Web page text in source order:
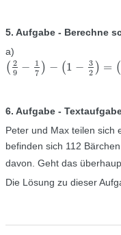
5. Aufgabe - Berechne
a)
( 2
9 −
1
7 ) − (1 − 3
2 ) = (
(29 −1 7)−( 1− 3 2) =(1463−9
6. Aufgabe -
Peter und Max teilen sich
befinden sich 112
davon. Geht das
Die Lösung zu dieser